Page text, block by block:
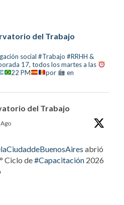
del Trabajo
social #Trabajo #RRHH &
17, todos los martes a las
22 PM por
en
del Trabajo
abrió
Ciclo de#Capacitación 2026